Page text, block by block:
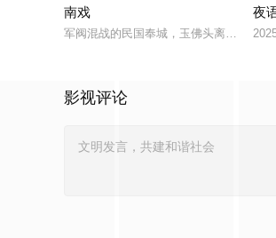
南戏
军阀混战的民国奉城，玉佛头离奇失窃
夜
影视评论